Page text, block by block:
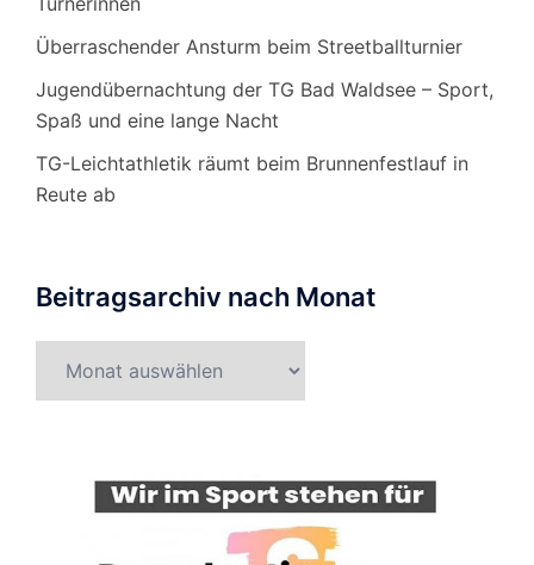
Überraschender Ansturm beim Streetballturnier
Jugendübernachtung der TG Bad Waldsee – Sport,
Spaß und eine lange Nacht
TG-Leichtathletik räumt beim Brunnenfestlauf in
Reute ab
Beitragsarchiv nach Monat
nach